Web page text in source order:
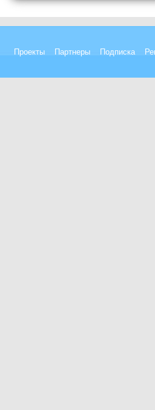
Проекты Партнеры Подписка